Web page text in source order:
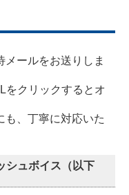
ールをお送りしま
をクリックするとオ
、丁寧に対応いた
シュボイス（以下